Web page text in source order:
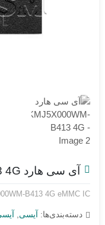
آی سی هارد KMJ5X000WM-B413 4G
B413 4G eMMC IC
دسته‌بندی‌ها: آیسی